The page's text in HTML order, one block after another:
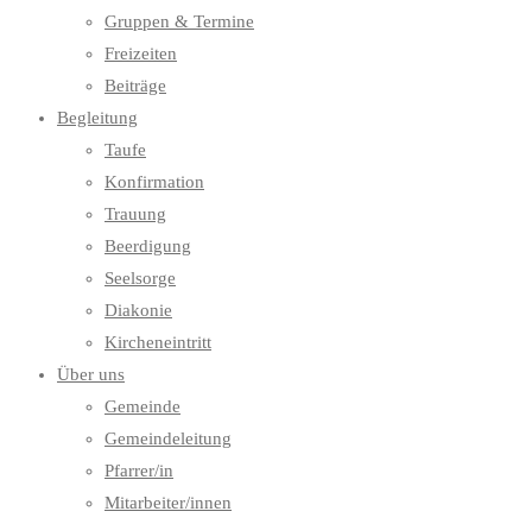
Gruppen & Termine
Freizeiten
Beiträge
Begleitung
Taufe
Konfirmation
Trauung
Beerdigung
Seelsorge
Diakonie
Kircheneintritt
Über uns
Gemeinde
Gemeindeleitung
Pfarrer/in
Mitarbeiter/innen